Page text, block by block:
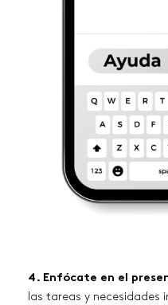
4. Enfócate en el
las tareas y necesidades